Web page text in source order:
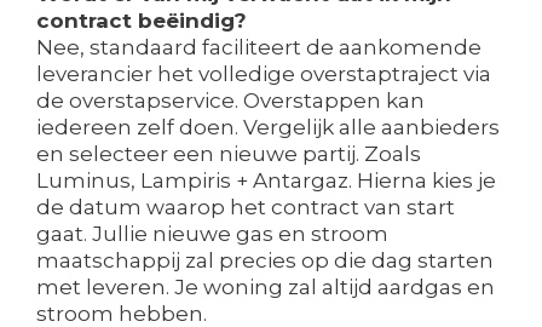
contract beëindig?
Nee, standaard faciliteert de aankomende
leverancier het volledige overstaptraject via
de overstapservice. Overstappen kan
iedereen zelf doen. Vergelijk alle aanbieders
en selecteer een nieuwe partij. Zoals
Luminus, Lampiris + Antargaz. Hierna kies je
de datum waarop het contract van start
gaat. Jullie nieuwe gas en stroom
maatschappij zal precies op die dag starten
met leveren. Je woning zal altijd aardgas en
stroom hebben.